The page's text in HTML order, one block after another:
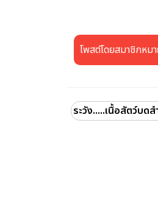
โพสต์โดยสมาชิกหม
ระวัง.....เนื้อสัตว์บด